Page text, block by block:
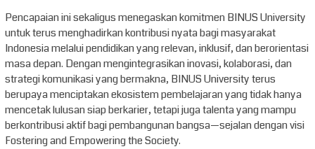
Pencapaian ini sekaligus menegaskan komitmen BINUS University
untuk terus menghadirkan kontribusi nyata bagi masyarakat
Indonesia melalui pendidikan yang relevan, inklusif, dan berorientasi
masa depan. Dengan mengintegrasikan inovasi, kolaborasi, dan
strategi komunikasi yang bermakna, BINUS University terus
berupaya menciptakan ekosistem pembelajaran yang tidak hanya
mencetak lulusan siap berkarier, tetapi juga talenta yang mampu
berkontribusi aktif bagi pembangunan bangsa—sejalan dengan visi
Fostering and Empowering the Society.